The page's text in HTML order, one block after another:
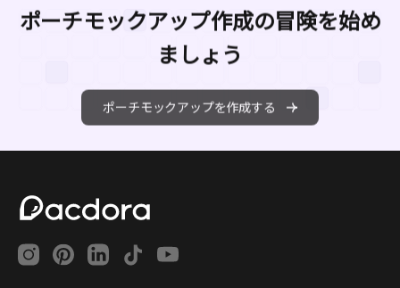
ポーチモックアップ作成の冒険を始め
ましょう
ポーチモックアップを作成する